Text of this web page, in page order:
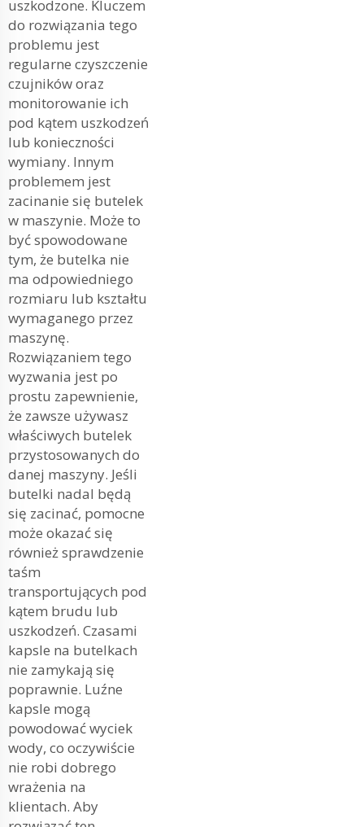
uszkodzone. Kluczem
do rozwiązania tego
problemu jest
regularne czyszczenie
czujników oraz
monitorowanie ich
pod kątem uszkodzeń
lub konieczności
wymiany. Innym
problemem jest
zacinanie się butelek
w maszynie. Może to
być spowodowane
tym, że butelka nie
ma odpowiedniego
rozmiaru lub kształtu
wymaganego przez
maszynę.
Rozwiązaniem tego
wyzwania jest po
prostu zapewnienie,
że zawsze używasz
właściwych butelek
przystosowanych do
danej maszyny. Jeśli
butelki nadal będą
się zacinać, pomocne
może okazać się
również sprawdzenie
taśm
transportujących pod
kątem brudu lub
uszkodzeń. Czasami
kapsle na butelkach
nie zamykają się
poprawnie. Luźne
kapsle mogą
powodować wyciek
wody, co oczywiście
nie robi dobrego
wrażenia na
klientach. Aby